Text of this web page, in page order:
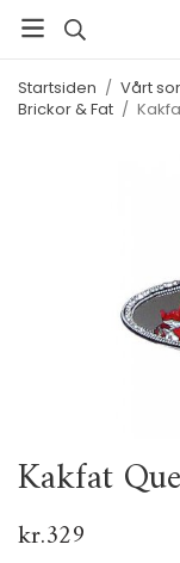
Startsiden / Vårt
Brickor & Fat /
Kakfat
kr.329